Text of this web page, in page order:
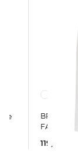
BRAX | Damen Marlenehose
FARINA
119,95 €